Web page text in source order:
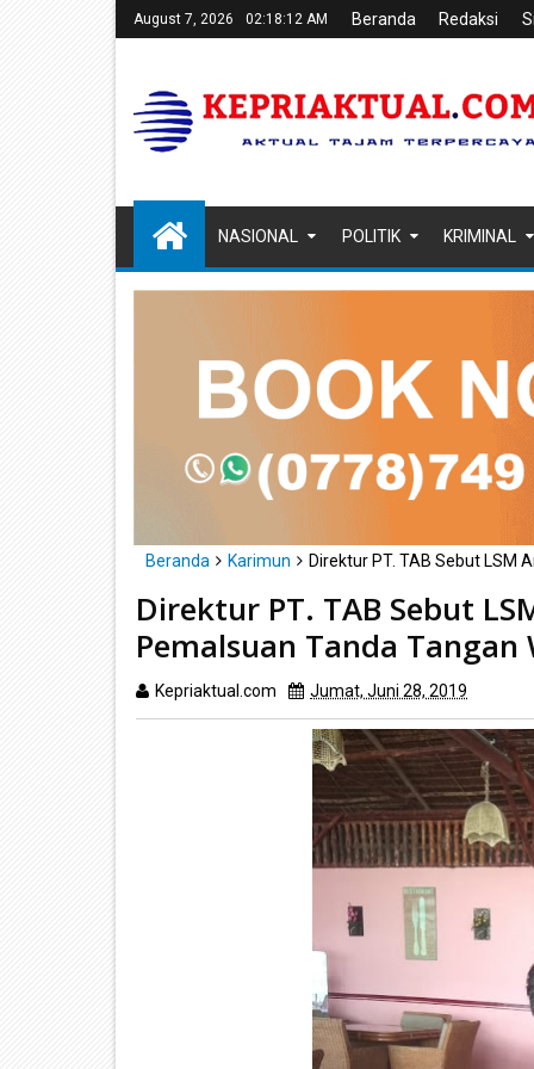
August 7, 2026 02:18:13 AM Beranda Redaksi
NASIONAL POLITIK KRIMINAL
Beranda Karimun Direktur PT. TAB Sebut LSM
Direktur PT. TAB Sebut
Pemalsuan Tanda Tangan
Kepriaktual.com Jumat, Juni 28, 2019